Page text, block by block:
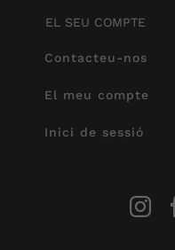
EL SEU COMPTE
Contacteu-nos
El meu compte
Inici de sessió